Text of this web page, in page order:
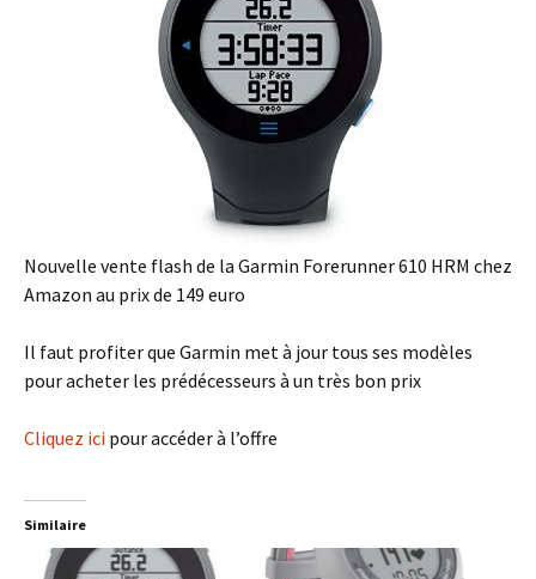
Nouvelle vente flash de la Garmin Forerunner 610 HRM chez
Amazon au prix de 149 euro
Il faut profiter que Garmin met à jour tous ses modèles
pour acheter les prédécesseurs à un très bon prix
Cliquez ici pour accéder à l’offre
Similaire